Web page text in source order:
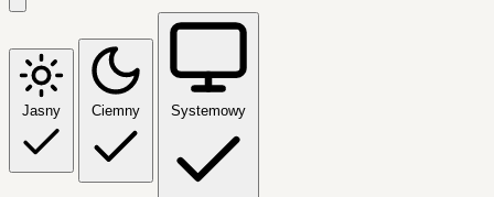
Jasny Ciemny Systemowy